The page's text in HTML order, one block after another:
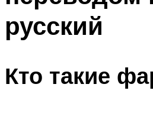
русский
Кто такие